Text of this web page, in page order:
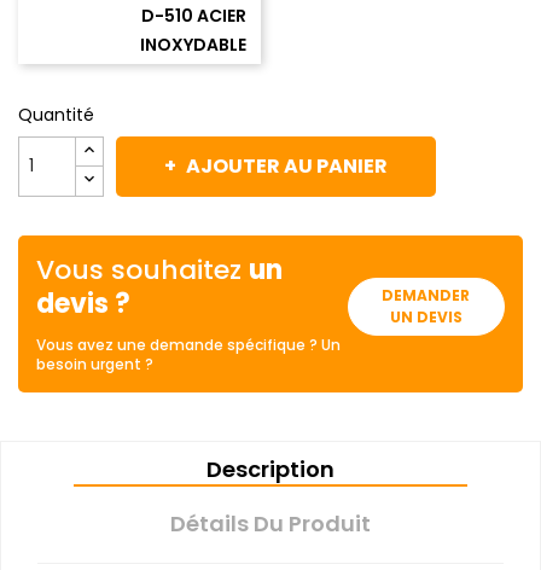
D-510 ACIER
INOXYDABLE
Quantité
AJOUTER AU PANIER
Vous souhaitez un
devis ?
Vous avez une demande spécifique ? Un
besoin urgent ?
DEMANDER
UN DEVIS
Description
Détails Du Produit